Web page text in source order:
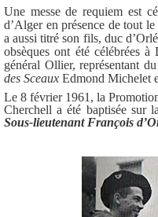
Une messe de requiem est
d’Alger en présence de tout
a aussi titré son fils, duc
obsèques ont été célébrées
général Ollier, représentant
des Sceaux Edmond Michelet
Le 8 février 1961, la
Cherchell a été baptisée sur
Sous-lieutenant François